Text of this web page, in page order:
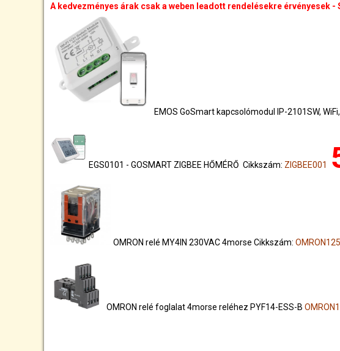
A kedvezményes árak csak a weben leadott rendelésekre érvényesek
EMOS GoSmart kapcsolómodul IP-2101SW,
EGS0101 - GOSMART ZIGBEE HŐMÉRŐ Cikkszám: ZIGBEE001
OMRON relé MY4IN 230VAC 4morse Cikkszám: OMRON125
OMRON relé foglalat 4morse reléhez PYF14-ESS-B